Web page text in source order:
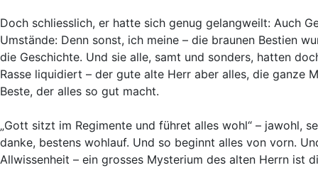
Doch schliesslich, er hatte sich genug gelangweilt: Auch
Umstände: Denn sonst, ich meine – die braunen Bestien
die Geschichte. Und sie alle, samt und sonders, hatten
Rasse liquidiert – der gute alte Herr aber alles, die ganze
Beste, der alles so gut macht.
„Gott sitzt im Regimente und führet alles wohl“ – jawohl,
danke, bestens wohlauf. Und so beginnt alles von vorn.
Allwissenheit – ein grosses Mysterium des alten Herrn ist